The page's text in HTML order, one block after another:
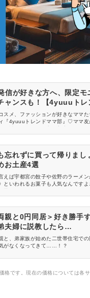
信が好きな方へ、限定モ
ャンスも！【4yuuuトレ
中
スメ、ファッションが好きなママた
『4yuuuトレンドママ部』♡ママ友
れる方を募集しています！
忘れずに買って帰りまし
お土産4選
えば宇都宮の餃子や佐野のラーメ
といわれるお菓子も人気なんですよ
親と0円同居＞好き勝手
夫婦に説教したら…
と、弟家族が始めた二世帯住宅で
がなくなってきて……！？
格です。現在の価格については各